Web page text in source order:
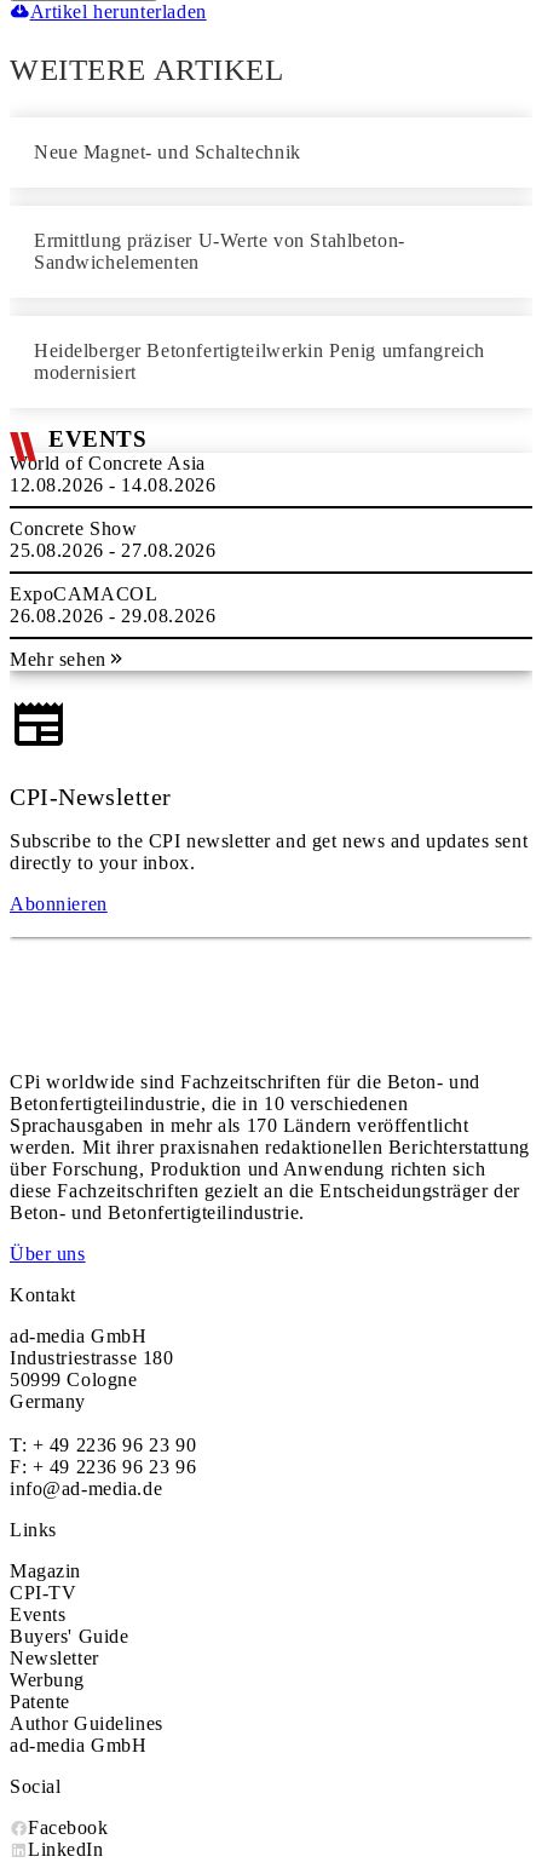
Artikel herunterladen
WEITERE ARTIKEL
Neue Magnet- und Schaltechnik
Ermittlung präziser U-Werte von Stahlbeton-
Sandwichelementen
Heidelberger Betonfertigteilwerkin Penig umfangreich
modernisiert
EVENTS
World of Concrete Asia
12.08.2026 - 14.08.2026
Concrete Show
25.08.2026 - 27.08.2026
ExpoCAMACOL
26.08.2026 - 29.08.2026
Mehr sehen
CPI-Newsletter
Subscribe to the CPI newsletter and get news and updates sent
directly to your inbox.
Abonnieren
CPi worldwide sind Fachzeitschriften für die Beton- und
Betonfertigteilindustrie, die in 10 verschiedenen
Sprachausgaben in mehr als 170 Ländern veröffentlicht
werden. Mit ihrer praxisnahen redaktionellen Berichterstattung
über Forschung, Produktion und Anwendung richten sich
diese Fachzeitschriften gezielt an die Entscheidungsträger der
Beton- und Betonfertigteilindustrie.
Über uns
Kontakt
ad-media GmbH
Industriestrasse 180
50999 Cologne
Germany
T: + 49 2236 96 23 90
F: + 49 2236 96 23 96
info@ad-media.de
Links
Magazin
CPI-TV
Events
Buyers' Guide
Newsletter
Werbung
Patente
Author Guidelines
ad-media GmbH
Social
Facebook
LinkedIn